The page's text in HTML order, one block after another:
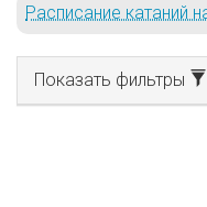
Расписание катаний
Показать фильтры